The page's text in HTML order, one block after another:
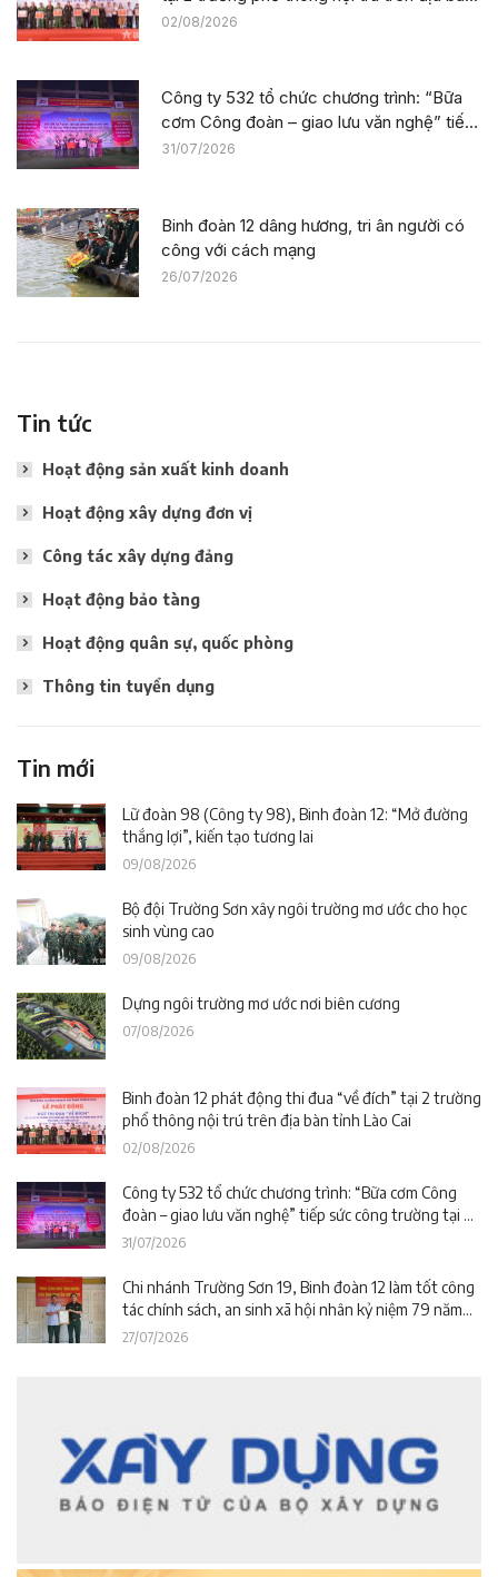
tỉnh Lào Cai
02/08/2026
Công ty 532 tổ chức chương trình: “Bữa
cơm Công đoàn – giao lưu văn nghệ” tiếp
sức công trường tại dự án Trường phổ
31/07/2026
Binh đoàn 12 dâng hương, tri ân người có
công với cách mạng
26/07/2026
Tin tức
Hoạt động sản xuất kinh doanh
Hoạt động xây dựng đơn vị
Công tác xây dựng đảng
Hoạt động bảo tàng
Hoạt động quân sự, quốc phòng
Thông tin tuyển dụng
Tin mới
Lữ đoàn 98 (Công ty 98), Binh đoàn 12: “Mở đường
thắng lợi”, kiến tạo tương lai
09/08/2026
Bộ đội Trường Sơn xây ngôi trường mơ ước cho học
sinh vùng cao
09/08/2026
Dựng ngôi trường mơ ước nơi biên cương
07/08/2026
Binh đoàn 12 phát động thi đua “về đích” tại 2 trường
phổ thông nội trú trên địa bàn tỉnh Lào Cai
02/08/2026
Công ty 532 tổ chức chương trình: “Bữa cơm Công
đoàn – giao lưu văn nghệ” tiếp sức công trường tại dự
án Trường phổ thông nội trú liên cấp La Êê (TP. Đà
31/07/2026
Chi nhánh Trường Sơn 19, Binh đoàn 12 làm tốt công
tác chính sách, an sinh xã hội nhân kỷ niệm 79 năm
Ngày Thương binh – Liệt sĩ
27/07/2026